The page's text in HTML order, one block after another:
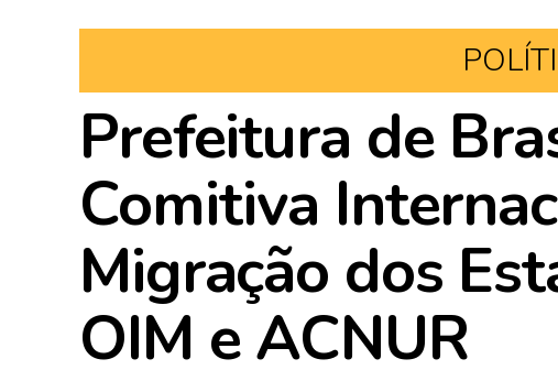
Prefeitura de
Comitiva
Migração dos
OIM e ACNUR